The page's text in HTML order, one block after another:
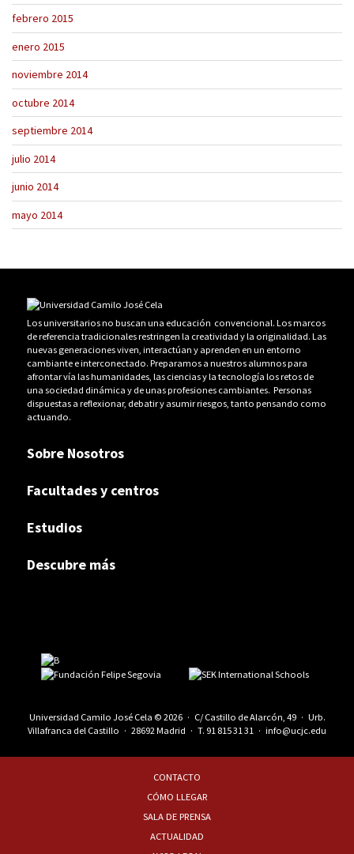
febrero 2015
enero 2015
noviembre 2014
octubre 2014
septiembre 2014
julio 2014
junio 2014
mayo 2014
Los universitarios no buscan una educación convencional. Los marcos
de referencia tradicionales restringen la creatividad y la originalidad. Las
nuevas generaciones viven, interactúan y aprenden en un entorno
cambiante e interconectado. Preparamos a nuestros alumnos para
afrontar vía las humanidades, las ciencias y la tecnología los retos de
una sociedad dinámica y de unas profesiones cambiantes. Personas
dispuestas a reflexionar, debatir y asumir riesgos, tanto pensando como
actuando.
Sobre Nosotros
Facultades y centros
Estudios
Descubre más
Universidad Camilo José Cela © 2026 · C/ Castillo de Alarcón, 49 · Urb.
Villafranca del Castillo · 28692 Madrid · T. 91 815 31 31 · info@ucjc.edu
CONTACTO
CÓMO LLEGAR
SALA DE PRENSA
ACTUALIDAD